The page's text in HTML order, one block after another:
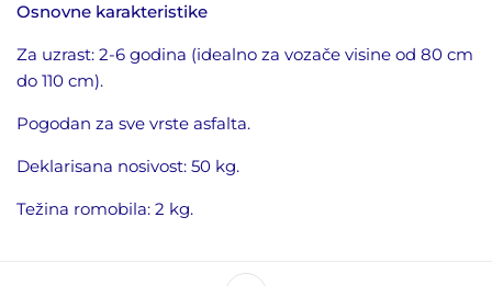
Osnovne karakteristike
Za uzrast: 2-6 godina (idealno za vozače visine od 80 cm
do 110 cm).
Pogodan za sve vrste asfalta.
Deklarisana nosivost: 50 kg.
Težina romobila: 2 kg.